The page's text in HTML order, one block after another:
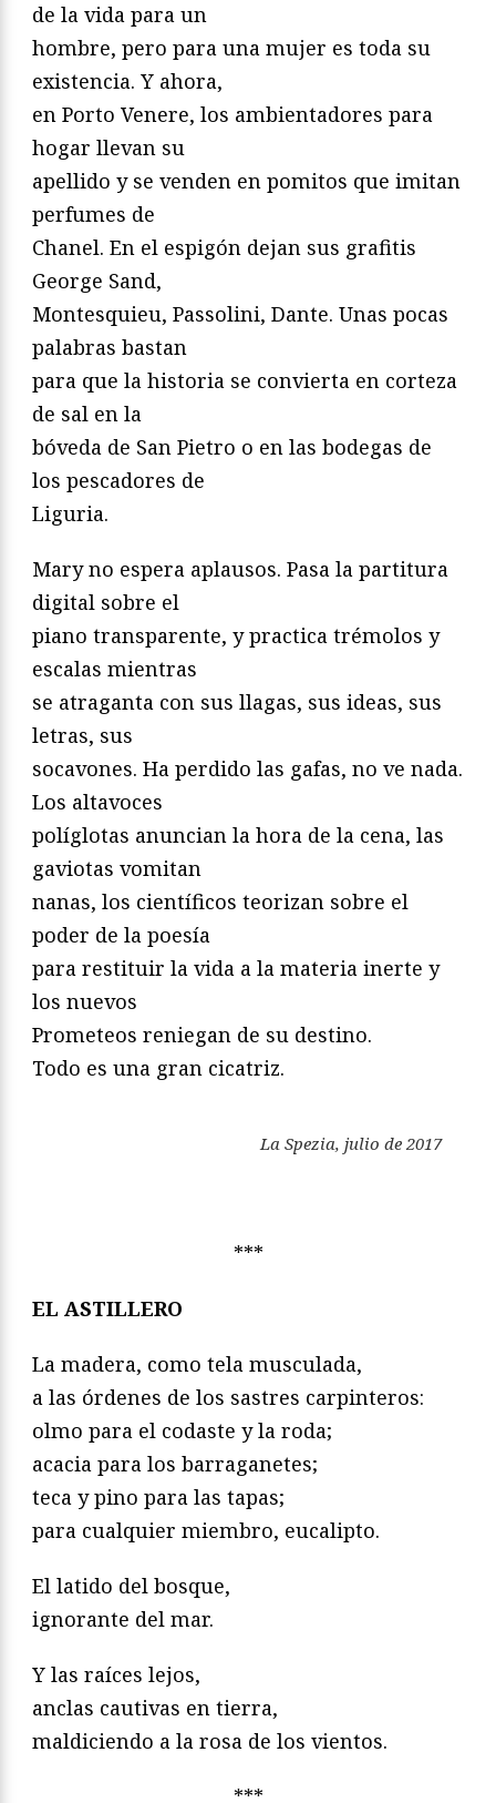
de la vida para un
hombre, pero para una mujer es toda su
existencia. Y ahora,
en Porto Venere, los ambientadores para
hogar llevan su
apellido y se venden en pomitos que imitan
perfumes de
Chanel. En el espigón dejan sus grafitis
George Sand,
Montesquieu, Passolini, Dante. Unas pocas
palabras bastan
para que la historia se convierta en corteza
de sal en la
bóveda de San Pietro o en las bodegas de
los pescadores de
Liguria.
Mary no espera aplausos. Pasa la partitura
digital sobre el
piano transparente, y practica trémolos y
escalas mientras
se atraganta con sus llagas, sus ideas, sus
letras, sus
socavones. Ha perdido las gafas, no ve nada.
Los altavoces
políglotas anuncian la hora de la cena, las
gaviotas vomitan
nanas, los científicos teorizan sobre el
poder de la poesía
para restituir la vida a la materia inerte y
los nuevos
Prometeos reniegan de su destino.
Todo es una gran cicatriz.
La Spezia, julio de 2017
***
EL ASTILLERO
La madera, como tela musculada,
a las órdenes de los sastres carpinteros:
olmo para el codaste y la roda;
acacia para los barraganetes;
teca y pino para las tapas;
para cualquier miembro, eucalipto.
El latido del bosque,
ignorante del mar.
Y las raíces lejos,
anclas cautivas en tierra,
maldiciendo a la rosa de los vientos.
***